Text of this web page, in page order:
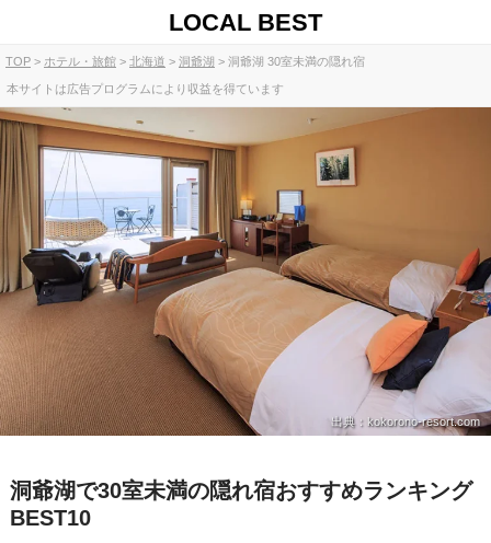
LOCAL BEST
TOP ホテル・旅館 北海道 洞爺湖 洞爺湖 30室未満の隠れ宿
本サイトは広告プログラムにより収益を得ています
出典：kokorono-resort.com
洞爺湖で30室未満の隠れ宿おすすめランキング
BEST10